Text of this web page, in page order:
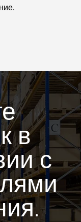
в
с